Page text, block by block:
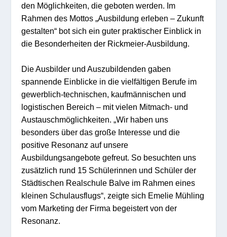
den Möglichkeiten, die geboten werden. Im
Rahmen des Mottos „Ausbildung erleben – Zukunft
gestalten“ bot sich ein guter praktischer Einblick in
die Besonderheiten der Rickmeier-Ausbildung.
Die Ausbilder und Auszubildenden gaben
spannende Einblicke in die vielfältigen Berufe im
gewerblich-technischen, kaufmännischen und
logistischen Bereich – mit vielen Mitmach- und
Austauschmöglichkeiten. „Wir haben uns
besonders über das große Interesse und die
positive Resonanz auf unsere
Ausbildungsangebote gefreut. So besuchten uns
zusätzlich rund 15 Schülerinnen und Schüler der
Städtischen Realschule Balve im Rahmen eines
kleinen Schulausflugs“, zeigte sich Emelie Mühling
vom Marketing der Firma begeistert von der
Resonanz.